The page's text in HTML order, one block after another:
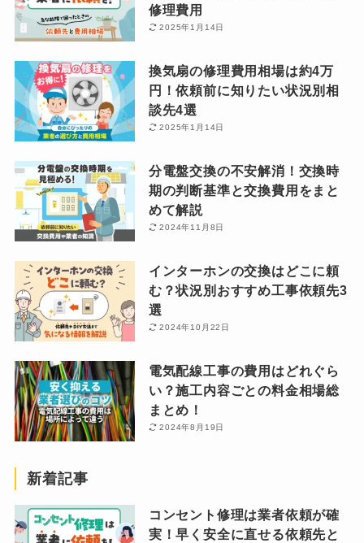
修理費用
2025年1月14日
換気扇の修理費用相場は約4万
円！依頼前に知りたい状況別相
談先4選
2025年1月14日
分電盤交換の不安解消！交換時
期の判断基準と交換費用をまと
めて解説
2024年11月8日
インターホンの交換はどこに頼
む？状況別おすすめ工事依頼先3
選
2024年10月22日
電気配線工事の費用はどれぐら
い？施工内容ごとの料金相場総
まとめ！
2024年8月19日
新着記事
コンセント修理は業者依頼が確
実！早く安全に直せる依頼先と